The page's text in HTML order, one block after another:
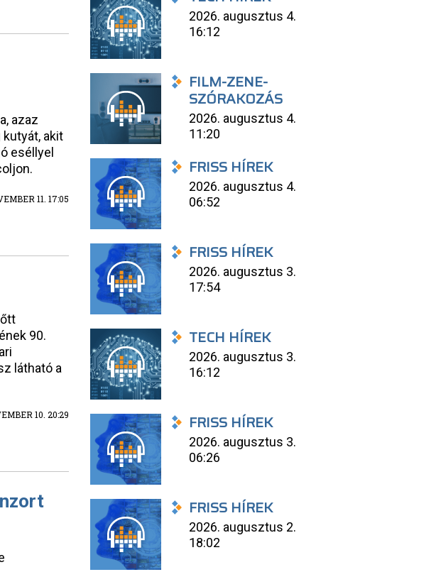
azaz
akit
eséllyel
11. 17:05
90.
látható a
10. 20:29
2026. augusztus 4.
16:12
FILM-ZENE-
SZÓRAKOZÁS
2026. augusztus 4.
11:20
FRISS HÍREK
2026. augusztus 4.
06:52
FRISS HÍREK
2026. augusztus 3.
17:54
TECH HÍREK
2026. augusztus 3.
16:12
FRISS HÍREK
2026. augusztus 3.
06:26
FRISS HÍREK
2026. augusztus 2.
18:02